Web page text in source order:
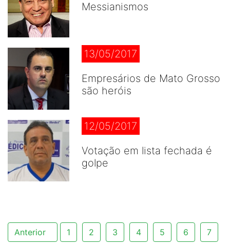
Messianismos
13/05/2017
Empresários de Mato Grosso
são heróis
12/05/2017
Votação em lista fechada é
golpe
Anterior 1 2 3 4 5 6 7